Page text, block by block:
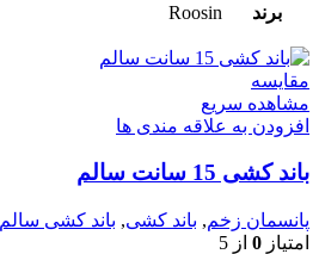
برند Roosin
مقایسه
مشاهده سریع
افزودن به علاقه مندی ها
باند کشی 15 سانت سالم
پانسمان زخم, باند کشی, باند کشی سالم
امتیاز 0 از 5